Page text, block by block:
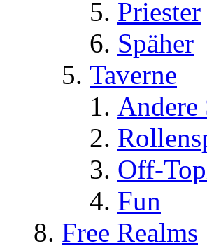
Priester
Späher
Taverne
Andere
Off-
Fun
Free Realms